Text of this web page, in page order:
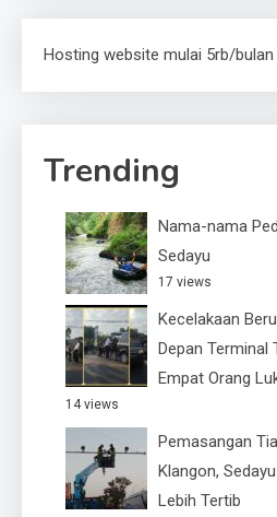
Hosting website mulai 5rb/bulan
Trending
Nama-nama
Sedayu
17 views
Kecelakaan
Depan Terminal
Empat Orang
14 views
Pemasangan
Klangon,
Lebih Tertib